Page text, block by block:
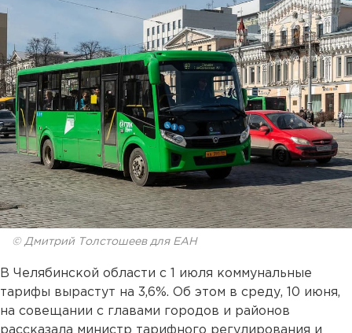
© Дмитрий Толстошеев для ЕАН
В Челябинской области с 1 июля коммунальные
тарифы вырастут на 3,6%. Об этом в среду, 10 июня,
на совещании с главами городов и районов
рассказала министр тарифного регулирования и